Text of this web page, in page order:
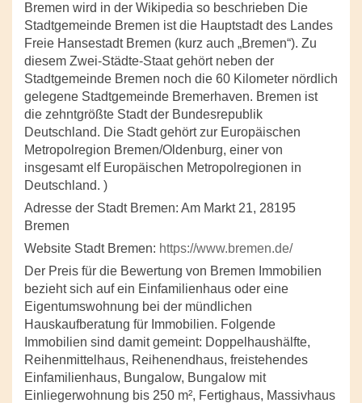
Bremen wird in der Wikipedia so beschrieben Die
Stadtgemeinde Bremen ist die Hauptstadt des Landes
Freie Hansestadt Bremen (kurz auch „Bremen“). Zu
diesem Zwei-Städte-Staat gehört neben der
Stadtgemeinde Bremen noch die 60 Kilometer nördlich
gelegene Stadtgemeinde Bremerhaven. Bremen ist
die zehntgrößte Stadt der Bundesrepublik
Deutschland. Die Stadt gehört zur Europäischen
Metropolregion Bremen/Oldenburg, einer von
insgesamt elf Europäischen Metropolregionen in
Deutschland. )
Adresse der Stadt Bremen: Am Markt 21, 28195
Bremen
Website Stadt Bremen: https://www.bremen.de/
Der Preis für die Bewertung von Bremen Immobilien
bezieht sich auf ein Einfamilienhaus oder eine
Eigentumswohnung bei der mündlichen
Hauskaufberatung für Immobilien. Folgende
Immobilien sind damit gemeint: Doppelhaushälfte,
Reihenmittelhaus, Reihenendhaus, freistehendes
Einfamilienhaus, Bungalow, Bungalow mit
Einliegerwohnung bis 250 m², Fertighaus, Massivhaus